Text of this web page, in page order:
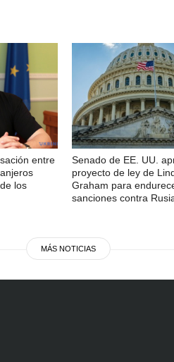
entre
los
Senado de EE. UU.
proyecto de ley de
Graham para
sanciones contra
MÁS NOTICIAS